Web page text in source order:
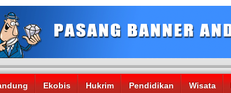
Ekobis Hukrim Pendidikan Wisata